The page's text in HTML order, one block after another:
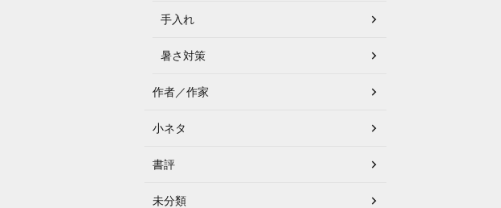
手入れ
暑さ対策
作者／作家
小ネタ
書評
未分類